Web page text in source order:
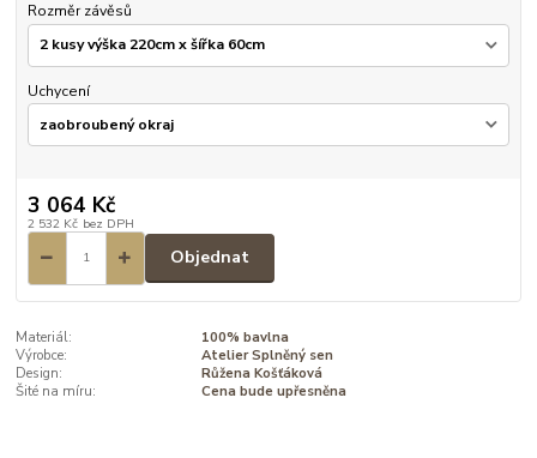
Rozměr závěsů
Uchycení
3 064 Kč
2 532 Kč bez DPH
Objednat
Materiál:
100% bavlna
Výrobce:
Atelier Splněný sen
Design:
Růžena Košťáková
Šité na míru:
Cena bude upřesněna